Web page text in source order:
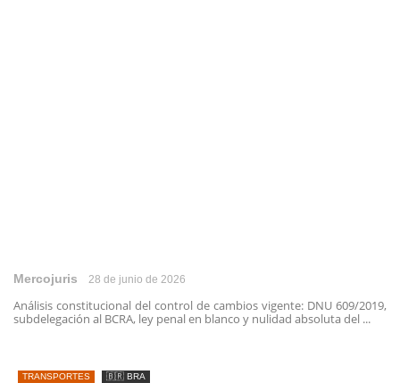
Mercojuris 28 de junio de 2026
Análisis constitucional del control de cambios vigente: DNU 609/2019,
subdelegación al BCRA, ley penal en blanco y nulidad absoluta del ...
TRANSPORTES 🇧🇷 BRA